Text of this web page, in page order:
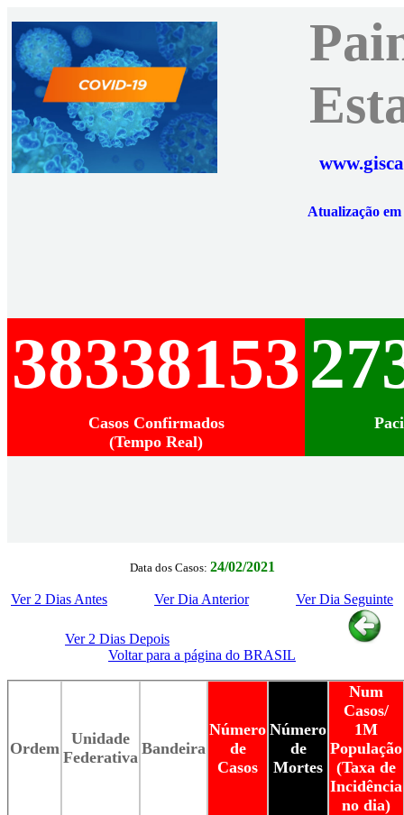
Atualização
38338153
Casos Confirmados
(Tempo Real)
Data dos Casos: 24/02/2021
Ver 2 Dias Antes Ver Dia Anterior Ver Dia Seguinte
Ver 2 Dias Depois
Voltar para a página do BRASIL
Ordem
Unidade
Federativa Bandeira
Número
de
Casos
Número
de
Mortes
Num
Casos/
1M
População
(Taxa de
Incidência
no dia)